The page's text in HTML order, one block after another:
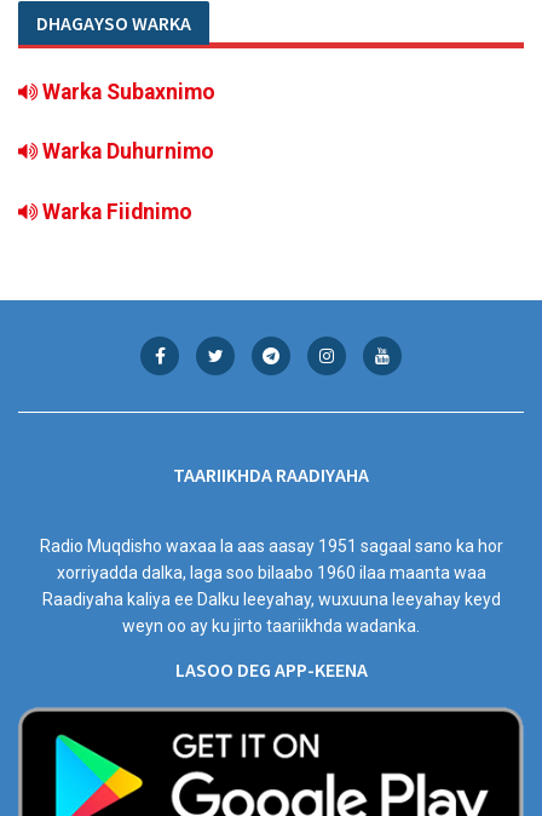
DHAGAYSO WARKA
Warka Subaxnimo
Warka Duhurnimo
Warka Fiidnimo
TAARIIKHDA RAADIYAHA
Radio Muqdisho waxaa la aas aasay 1951 sagaal sano ka hor
xorriyadda dalka, laga soo bilaabo 1960 ilaa maanta waa
Raadiyaha kaliya ee Dalku leeyahay, wuxuuna leeyahay keyd
weyn oo ay ku jirto taariikhda wadanka.
LASOO DEG APP-KEENA